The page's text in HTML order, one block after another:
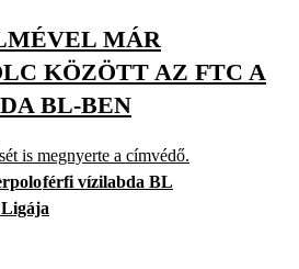
MÁR
KÖZÖTT AZ FTC A
BL-BEN
is megnyerte a címvédő.
férfi vízilabda BL